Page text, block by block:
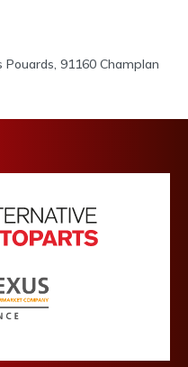
Pouards, 91160 Champlan